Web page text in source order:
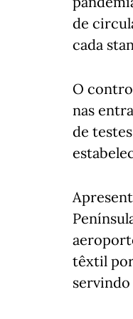
de
cada
O
nas
de
têxtil
servindo